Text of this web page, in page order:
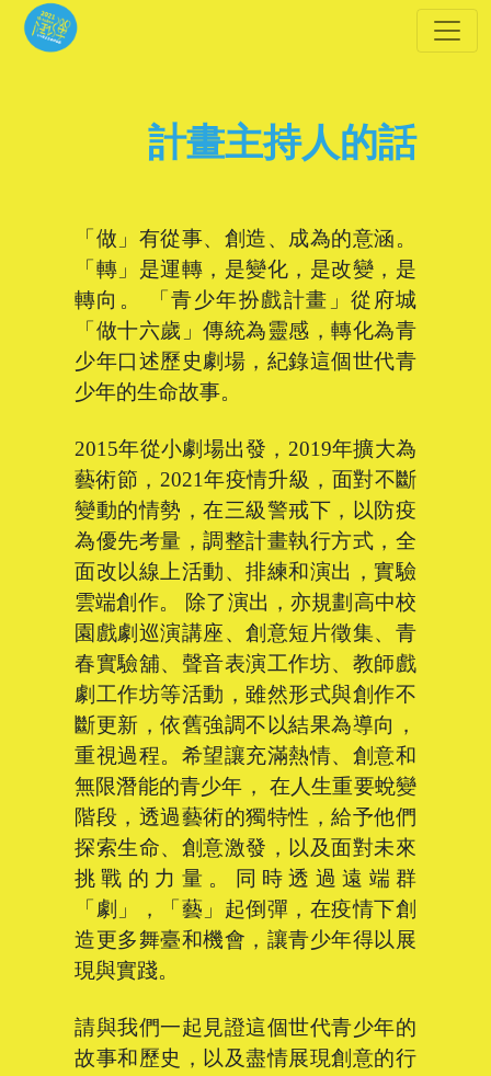
計畫主持人的話
「做」有從事、創造、成為的意涵。
「轉」是運轉，是變化，是改變，是
轉向。 「青少年扮戲計畫」從府城
「做十六歲」傳統為靈感，轉化為青
少年口述歷史劇場，紀錄這個世代青
少年的生命故事。
2015年從小劇場出發，2019年擴大為
藝術節，2021年疫情升級，面對不斷
變動的情勢，在三級警戒下，以防疫
為優先考量，調整計畫執行方式，全
面改以線上活動、排練和演出，實驗
雲端創作。 除了演出，亦規劃高中校
園戲劇巡演講座、創意短片徵集、青
春實驗舖、聲音表演工作坊、教師戲
劇工作坊等活動，雖然形式與創作不
斷更新，依舊強調不以結果為導向，
重視過程。希望讓充滿熱情、創意和
無限潛能的青少年， 在人生重要蛻變
階段，透過藝術的獨特性，給予他們
探索生命、創意激發，以及面對未來
挑戰的力量。同時透過遠端群
「劇」，「藝」起倒彈，在疫情下創
造更多舞臺和機會，讓青少年得以展
現與實踐。
請與我們一起見證這個世代青少年的
故事和歷史，以及盡情展現創意的行